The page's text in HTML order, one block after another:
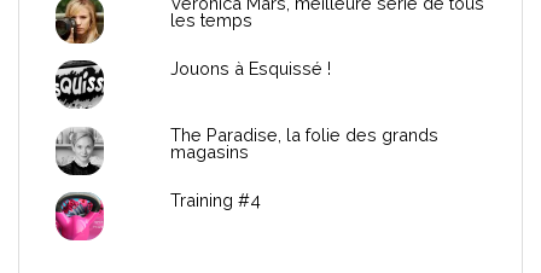
les temps
Jouons à Esquissé !
The Paradise, la folie des grands
magasins
Training #4